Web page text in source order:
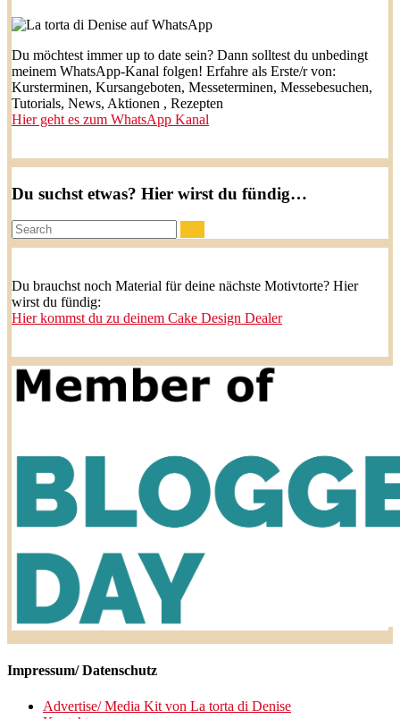
Du möchtest immer up to date sein? Dann solltest du unbedingt
meinem WhatsApp-Kanal folgen! Erfahre als Erste/r von:
Kursterminen, Kursangeboten, Messeterminen, Messebesuchen,
Tutorials, News, Aktionen , Rezepten
Hier geht es zum WhatsApp Kanal
Du suchst etwas? Hier wirst du fündig…
Search:
Du brauchst noch Material für deine nächste Motivtorte? Hier
wirst du fündig:
Hier kommst du zu deinem Cake Design Dealer
Impressum/ Datenschutz
Advertise/ Media Kit von La torta di Denise